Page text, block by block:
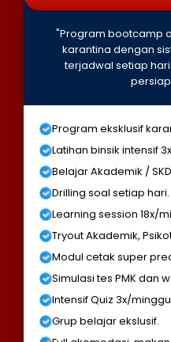
"Program bootcamp
karantina dengan
terjadwal setiap
Program eksklusif
Latihan binsik intensif
Belajar Akademik /
Drilling soal setiap hari.
Learning session 18x/
Tryout Akademik,
Modul cetak super
Simulasi tes PMK dan
Intensif Quiz 3x/minggu
Grup belajar ekslusif.